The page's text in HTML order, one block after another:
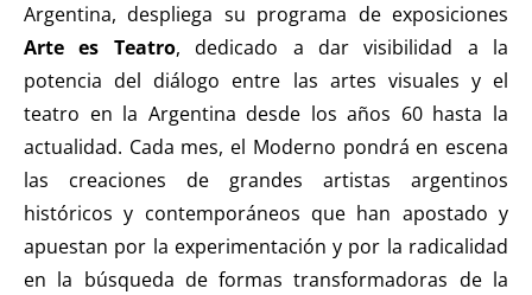
Argentina, despliega su programa de exposiciones
Arte es Teatro, dedicado a dar visibilidad a la
potencia del diálogo entre las artes visuales y el
teatro en la Argentina desde los años 60 hasta la
actualidad. Cada mes, el Moderno pondrá en escena
las creaciones de grandes artistas argentinos
históricos y contemporáneos que han apostado y
apuestan por la experimentación y por la radicalidad
en la búsqueda de formas transformadoras de la